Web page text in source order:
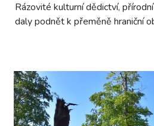
Rázovité kulturní dědictví,
daly podnět k přeměně hraniční